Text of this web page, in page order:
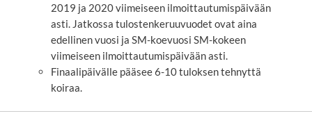
2019 ja 2020 viimeiseen ilmoittautumispäivään
asti. Jatkossa tulostenkeruuvuodet ovat aina
edellinen vuosi ja SM-koevuosi SM-kokeen
viimeiseen ilmoittautumispäivään asti.
​Finaalipäivälle pääsee 6-10 tuloksen tehnyttä
koiraa.